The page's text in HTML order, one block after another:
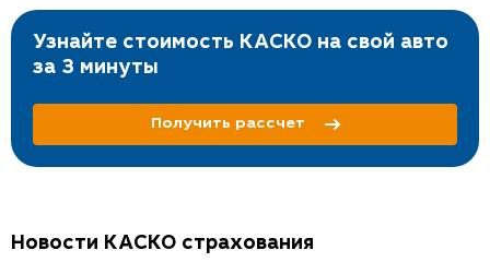
Узнайте стоимость КАСКО на свой авто
за 3 минуты
Получить рассчет
Новости КАСКО страхования